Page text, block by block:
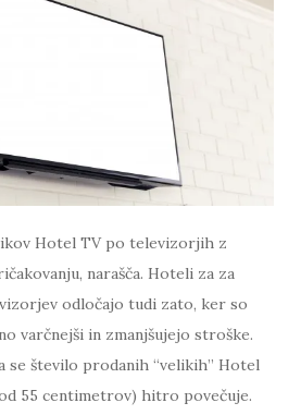
Hotel TV po televizorjih z
narašča. Hoteli za za
odločajo tudi zato, ker so
varčnejši in zmanjšujejo stroške.
se število prodanih “velikih” Hotel
55 centimetrov) hitro povečuje.